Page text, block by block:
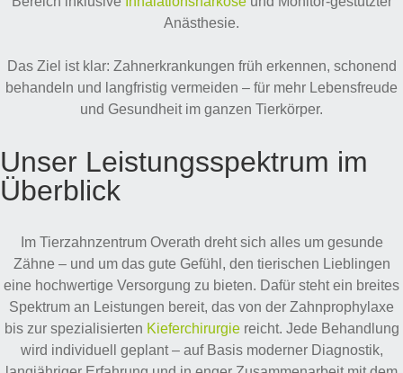
Anästhesie.
Das Ziel ist klar: Zahnerkrankungen früh erkennen, schonend
behandeln und langfristig vermeiden – für mehr Lebensfreude
und Gesundheit im ganzen Tierkörper.
Unser Leistungsspektrum im
Überblick​
Im Tierzahnzentrum Overath dreht sich alles um gesunde
Zähne – und um das gute Gefühl, den tierischen Lieblingen
eine hochwertige Versorgung zu bieten. Dafür steht ein breites
Spektrum an Leistungen bereit, das von der Zahnprophylaxe
bis zur spezialisierten Kieferchirurgiereicht. Jede Behandlung
wird individuell geplant – auf Basis moderner Diagnostik,